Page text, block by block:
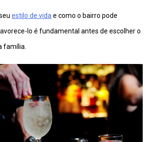
estilo de vidae como o bairro pode
lo é fundamental antes de escolher o
família.